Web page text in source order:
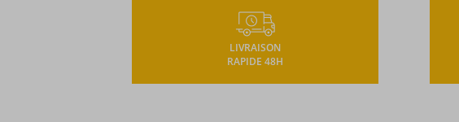
LIVRAISON
RAPIDE 48H